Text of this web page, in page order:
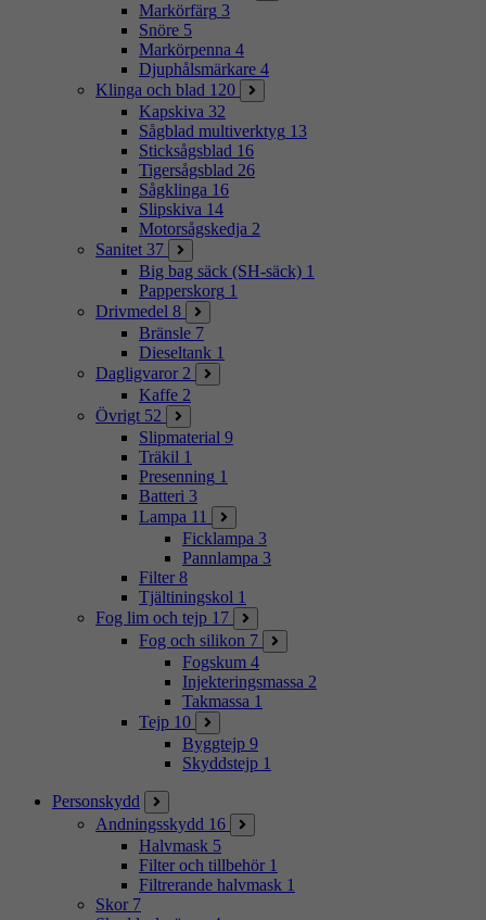
Markörfärg 3
Snöre 5
Markörpenna 4
Djuphålsmärkare 4
Klinga och blad 120
Kapskiva 32
Sågblad multiverktyg 13
Sticksågsblad 16
Tigersågsblad 26
Sågklinga 16
Slipskiva 14
Motorsågskedja 2
Sanitet 37
Big bag säck (SH-säck) 1
Papperskorg 1
Drivmedel 8
Bränsle 7
Dieseltank 1
Dagligvaror 2
Kaffe 2
Övrigt 52
Slipmaterial 9
Träkil 1
Presenning 1
Batteri 3
Lampa 11
Ficklampa 3
Pannlampa 3
Filter 8
Tjältiningskol 1
Fog lim och tejp 17
Fog och silikon 7
Fogskum 4
Injekteringsmassa 2
Takmassa 1
Tejp 10
Byggtejp 9
Skyddstejp 1
Personskydd
Andningsskydd 16
Halvmask 5
Filter och tillbehör 1
Filtrerande halvmask 1
Skor 7